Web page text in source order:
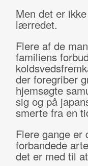
Men det er
lærredet.
Flere af de
familiens
der foregriber
hjemsøgte
sig og på
smerte fra en
Flere gange er
forbandede
det er med til